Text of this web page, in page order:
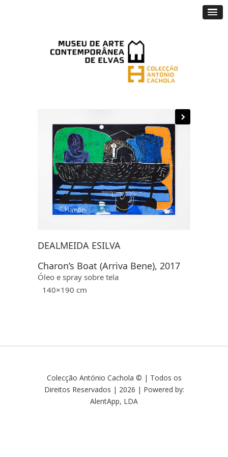
DEALMEIDA ESILVA
Charon’s Boat (Arriva Bene), 2017
Óleo e spray sobre tela
140×190 cm
Colecção António Cachola © | Todos os
Direitos Reservados | 2026 | Powered by:
AlentApp, LDA